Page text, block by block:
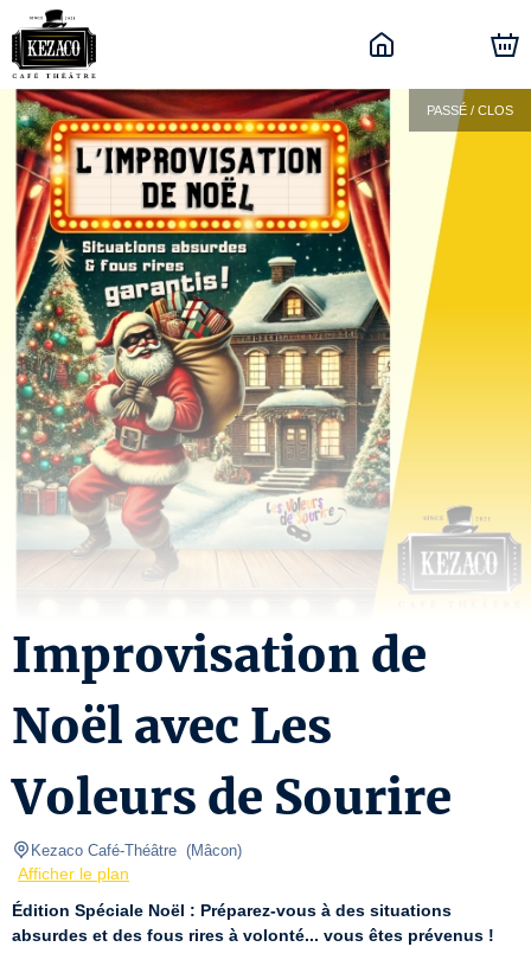
PASSÉ / CLOS
Improvisation de
Noël avec Les
Voleurs de Sourire
Kezaco Café-Théâtre (Mâcon)
Afficher le plan
Édition Spéciale Noël : Préparez-vous à des situations
absurdes et des fous rires à volonté... vous êtes prévenus !